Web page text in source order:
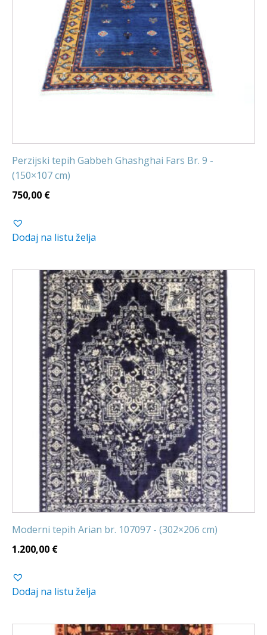
Perzijski tepih Gabbeh Ghashghai Fars Br. 9 -
(150×107 cm)
750,00 €
Dodaj na listu želja
Moderni tepih Arian br. 107097 - (302×206 cm)
1.200,00 €
Dodaj na listu želja